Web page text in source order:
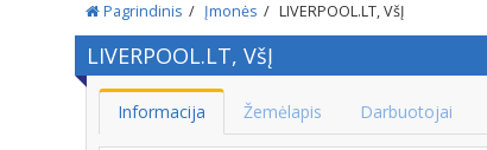
Pagrindinis Įmonės LIVERPOOL.LT, VšĮ
LIVERPOOL.LT, VšĮ
Informacija Žemėlapis Darbuotojai